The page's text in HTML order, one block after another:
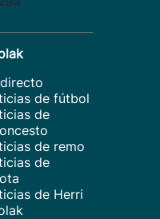
de fútbol
de
de remo
de
de Herri